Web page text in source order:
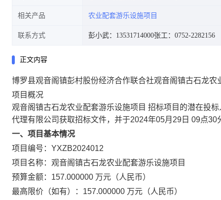
相关产品 农业配套游乐设施项目
联系方式 彭小武：13531714000张工：0752-2282156
正文内容
博罗县观音阁镇彭村股份经济合作联合社观音阁镇古石龙
项目概况
观音阁镇古石龙农业配套游乐设施项目 招标项目的潜在投
代理有限公司获取招标文件，并于2024年05月29日 09点
一、项目基本情况
项目编号：YXZB2024012
项目名称：观音阁镇古石龙农业配套游乐设施项目
预算金额：157.000000 万元（人民币）
最高限价（如有）：157.000000 万元（人民币）